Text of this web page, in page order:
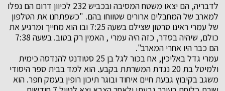
לדבריה, הם יצאו משטח המסיבה ובכביש 232 לכיוון דרום הם נפלו
למארב של המחבלים ארורים שטווחו בהם. "כשפתחנו את הטלפון
של עמרי ראינו סרטון שצילם בשעה 7:25 ובו הוא מחייך ומרגיע את
כולם, שיהיה בסדר, כזה היה עמרי , האמין רק בטוב. בשעה 7:38
הם כבר היו אחרי המארב".
עמרי גדל באליכין, אח בכור לגל בן 25 סטודנט להנדסה כימית
ולמיטל בת 20 נגדת המשרתת בקבע. הוא למד בבית ספר היסודי
משגב בקיבוץ גבעת חיים איחוד ובוגר תיכון רופין בעמק חפר. הוא